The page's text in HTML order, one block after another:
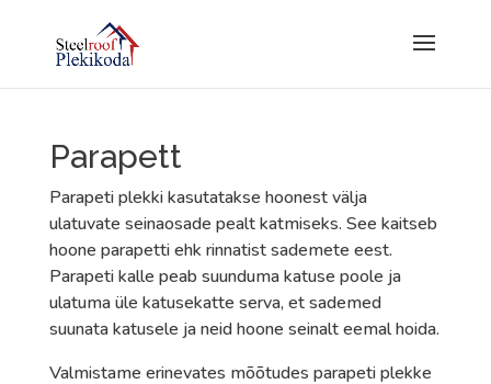
Parapett
Parapeti plekki kasutatakse hoonest välja
ulatuvate seinaosade pealt katmiseks. See kaitseb
hoone parapetti ehk rinnatist sademete eest.
Parapeti kalle peab suunduma katuse poole ja
ulatuma üle katusekatte serva, et sademed
suunata katusele ja neid hoone seinalt eemal hoida.
Valmistame erinevates mõõtudes parapeti plekke